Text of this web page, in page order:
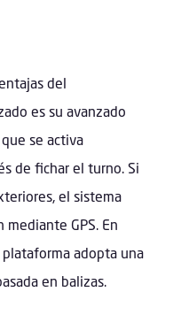
del
es su avanzado
se activa
de fichar el turno. Si
el sistema
GPS. En
adopta una
en balizas.